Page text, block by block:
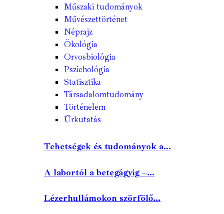
Műszaki tudományok
Művészettörténet
Néprajz
Ökológia
Orvosbiológia
Pszichológia
Statisztika
Társadalomtudomány
Történelem
Űrkutatás
Tehetségek és tudományok a...
A labortól a betegágyig –...
Lézerhullámokon szörfölő...